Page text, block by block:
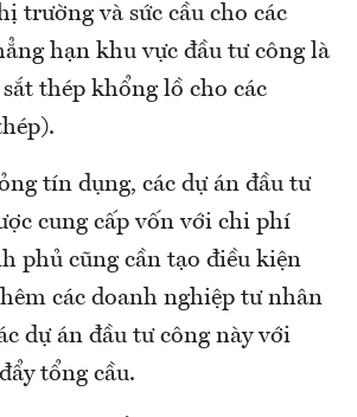
trường và sức cầu cho các
hạn khu vực đầu tư công là
thép khổng lồ cho các
tín dụng, các dự án đầu tư
cung cấp vốn với chi phí
phủ cũng cần tạo điều kiện
các doanh nghiệp tư nhân
dự án đầu tư công này với
tổng cầu.